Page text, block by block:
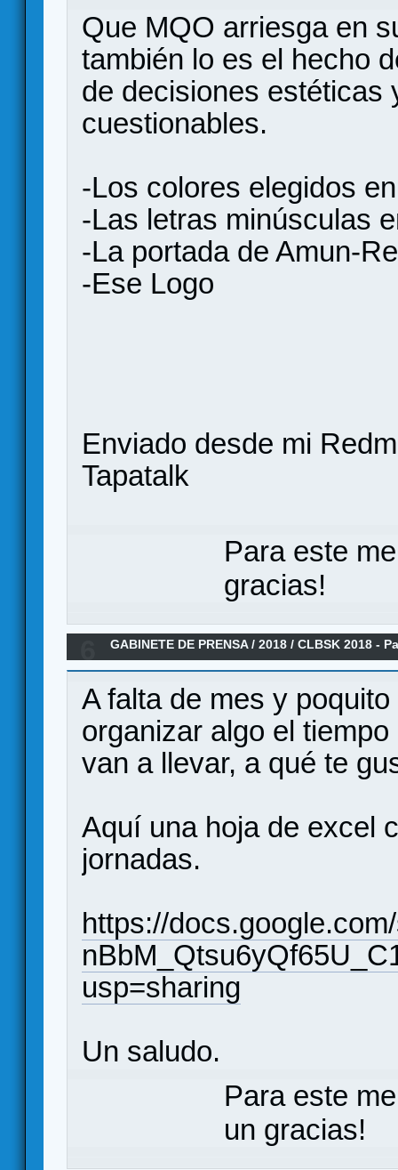
Que MQO arriesga en
también lo es el hecho
de decisiones estéticas
cuestionables.
-Los colores elegidos
-Las letras minúsculas
-La portada de Amun-Re
-Ese Logo
Enviado desde mi
Tapatalk
Para este
gracias!
GABINETE DE PRENSA/2018 /CLBSK 2018 -
A falta de mes y
organizar algo el
van a llevar, a qué te
Aquí una hoja de excel
jornadas.
https://
usp=sharing
Un saludo.
Para este
un gracias!